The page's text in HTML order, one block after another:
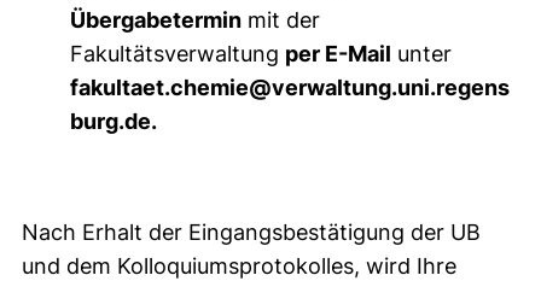
Übergabetermin mit der
Fakultätsverwaltung per E-Mail unter
fakultaet.chemie@verwaltung.uni.regens
burg.de.
Nach Erhalt der Eingangsbestätigung der UB
und dem Kolloquiumsprotokolles, wird Ihre